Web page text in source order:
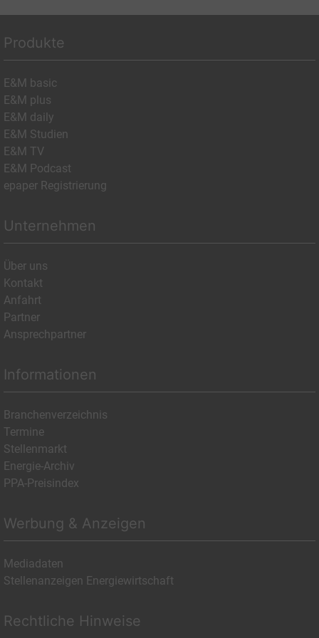
Produkte
E&M basic
E&M plus
E&M daily
E&M Studien
E&M TV
E&M Podcast
epaper Registrierung
Unternehmen
Über uns
Kontakt
Anfahrt
Partner
Ansprechpartner
Informationen
Branchenverzeichnis
Termine
Stellenmarkt
Energie-Archiv
PPA-Preisindex
Werbung & Anzeigen
Mediadaten
Stellenanzeigen Energiewirtschaft
Rechtliche Hinweise